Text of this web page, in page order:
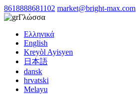
8618888681102 market@bright-max.com
Γλώσσα
Ελληνικά
English
Kreyòl Ayisyen
日本語
dansk
hrvatski
Melayu